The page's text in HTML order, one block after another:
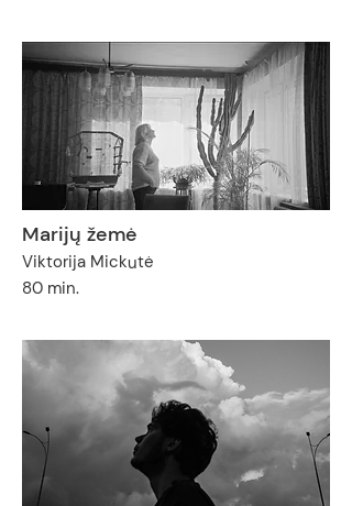
Marijų žemė
Viktorija Mickutė
80 min.